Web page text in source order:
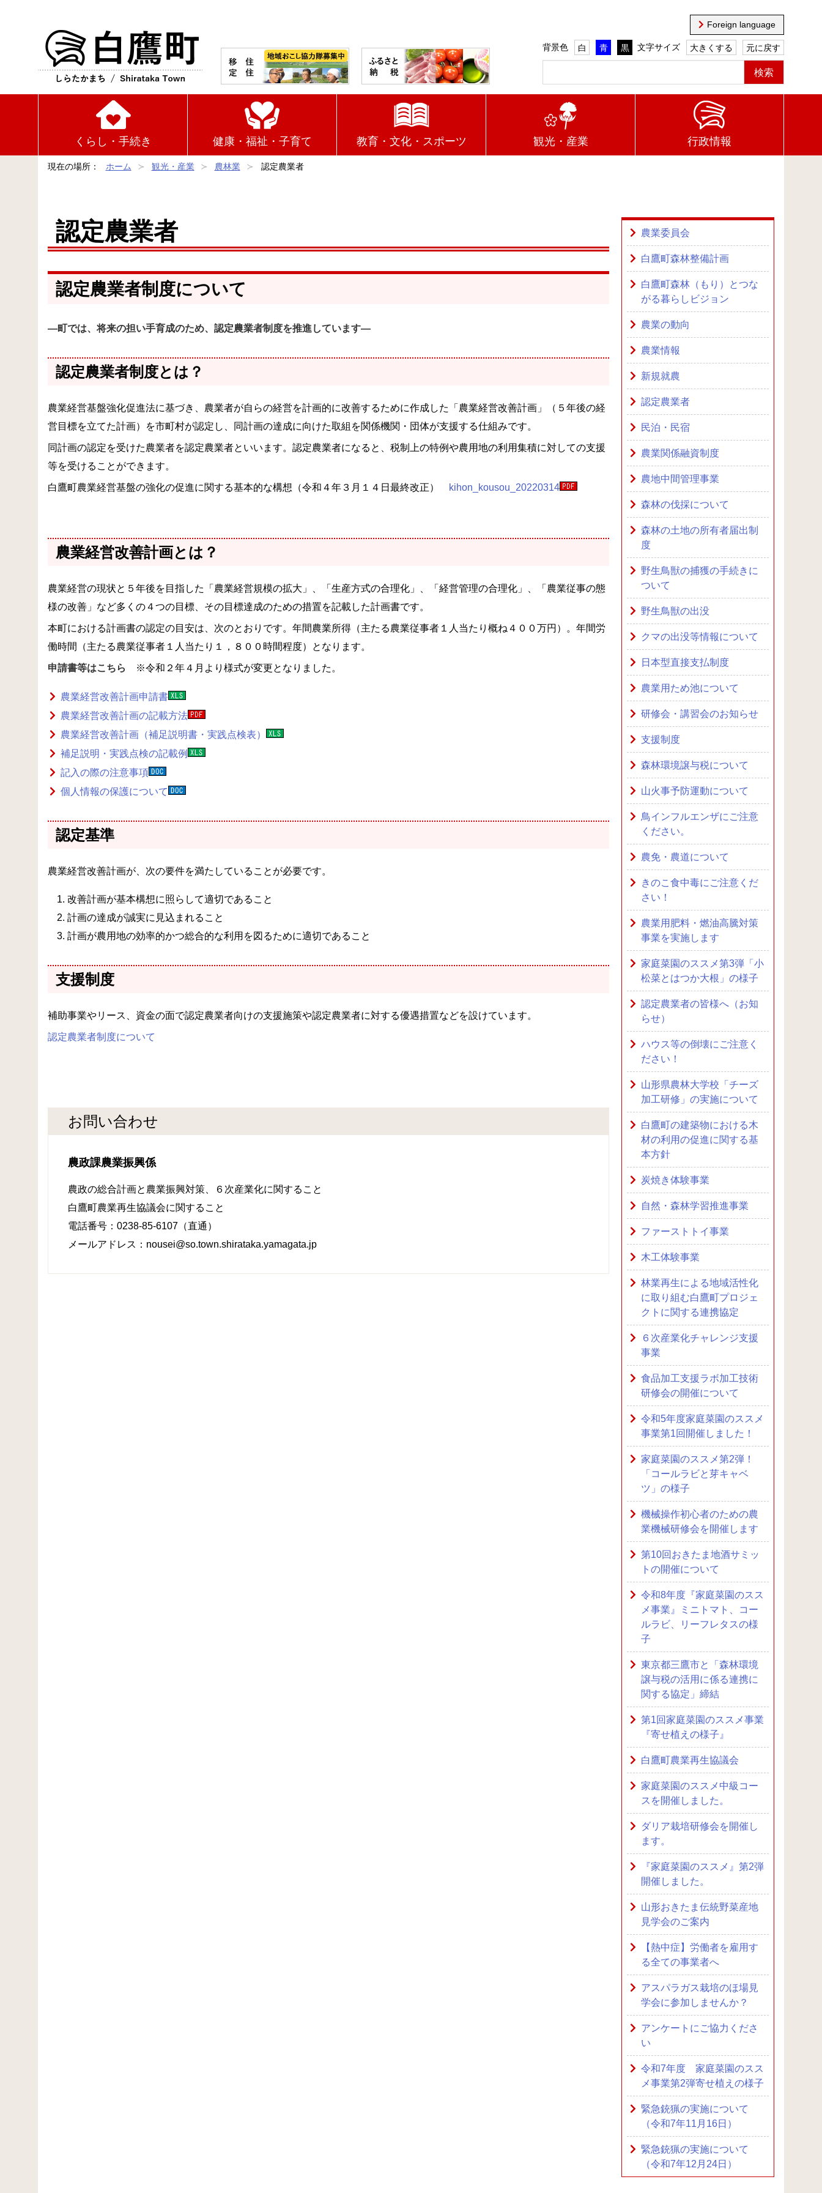
Foreign language
背景色 白 青 黒 文字サイズ 大きくする 元に戻す
くらし・手続き 健康・福祉・子育て 教育・文化・スポーツ 観光・産業 行政情報
現在の場所： ホーム 観光・産業 農林業 認定農業者
認定農業者
認定農業者制度について
―町では、将来の担い手育成のため、認定農業者制度を推進しています―
認定農業者制度とは？
農業経営基盤強化促進法に基づき、農業者が自らの経営を計画的に改善するために作成した「農業経営改善計画」（５年後の経
営目標を立てた計画）を市町村が認定し、同計画の達成に向けた取組を関係機関・団体が支援する仕組みです。
同計画の認定を受けた農業者を認定農業者といいます。認定農業者になると、税制上の特例や農用地の利用集積に対しての支援
等を受けることができます。
白鷹町農業経営基盤の強化の促進に関する基本的な構想（令和４年３月１４日最終改正） kihon_kousou_20220314
農業経営改善計画とは？
農業経営の現状と５年後を目指した「農業経営規模の拡大」、「生産方式の合理化」、「経営管理の合理化」、「農業従事の態
様の改善」など多くの４つの目標、その目標達成のための措置を記載した計画書です。
本町における計画書の認定の目安は、次のとおりです。年間農業所得（主たる農業従事者１人当たり概ね４００万円）。年間労
働時間（主たる農業従事者１人当たり１，８００時間程度）となります。
申請書等はこちら ※令和２年４月より様式が変更となりました。
農業経営改善計画申請書
農業経営改善計画の記載方法
農業経営改善計画（補足説明書・実践点検表）
補足説明・実践点検の記載例
記入の際の注意事項
個人情報の保護について
認定基準
農業経営改善計画が、次の要件を満たしていることが必要です。
改善計画が基本構想に照らして適切であること
計画の達成が誠実に見込まれること
計画が農用地の効率的かつ総合的な利用を図るために適切であること
支援制度
補助事業やリース、資金の面で認定農業者向けの支援施策や認定農業者に対する優遇措置などを設けています。
認定農業者制度について
お問い合わせ
農政課農業振興係
農政の総合計画と農業振興対策、６次産業化に関すること
白鷹町農業再生協議会に関すること
電話番号：0238-85-6107（直通）
メールアドレス：nousei@so.town.shirataka.yamagata.jp
農業委員会
白鷹町森林整備計画
白鷹町森林（もり）とつな
がる暮らしビジョン
農業の動向
農業情報
新規就農
認定農業者
民泊・民宿
農業関係融資制度
農地中間管理事業
森林の伐採について
森林の土地の所有者届出制
度
野生鳥獣の捕獲の手続きに
ついて
野生鳥獣の出没
クマの出没等情報について
日本型直接支払制度
農業用ため池について
研修会・講習会のお知らせ
支援制度
森林環境譲与税について
山火事予防運動について
鳥インフルエンザにご注意
ください。
農免・農道について
きのこ食中毒にご注意くだ
さい！
農業用肥料・燃油高騰対策
事業を実施します
家庭菜園のススメ第3弾「小
松菜とはつか大根」の様子
認定農業者の皆様へ（お知
らせ）
ハウス等の倒壊にご注意く
ださい！
山形県農林大学校「チーズ
加工研修」の実施について
白鷹町の建築物における木
材の利用の促進に関する基
本方針
炭焼き体験事業
自然・森林学習推進事業
ファーストトイ事業
木工体験事業
林業再生による地域活性化
に取り組む白鷹町プロジェ
クトに関する連携協定
６次産業化チャレンジ支援
事業
食品加工支援ラボ加工技術
研修会の開催について
令和5年度家庭菜園のススメ
事業第1回開催しました！
家庭菜園のススメ第2弾！
「コールラビと芽キャベ
ツ」の様子
機械操作初心者のための農
業機械研修会を開催します
第10回おきたま地酒サミッ
トの開催について
令和8年度『家庭菜園のスス
メ事業』ミニトマト、コー
ルラビ、リーフレタスの様
子
東京都三鷹市と「森林環境
譲与税の活用に係る連携に
関する協定」締結
第1回家庭菜園のススメ事業
『寄せ植えの様子』
白鷹町農業再生協議会
家庭菜園のススメ中級コー
スを開催しました。
ダリア栽培研修会を開催し
ます。
『家庭菜園のススメ』第2弾
開催しました。
山形おきたま伝統野菜産地
見学会のご案内
【熱中症】労働者を雇用す
る全ての事業者へ
アスパラガス栽培のほ場見
学会に参加しませんか？
アンケートにご協力くださ
い
令和7年度 家庭菜園のスス
メ事業第2弾寄せ植えの様子
緊急銃猟の実施について
（令和7年11月16日）
緊急銃猟の実施について
（令和7年12月24日）